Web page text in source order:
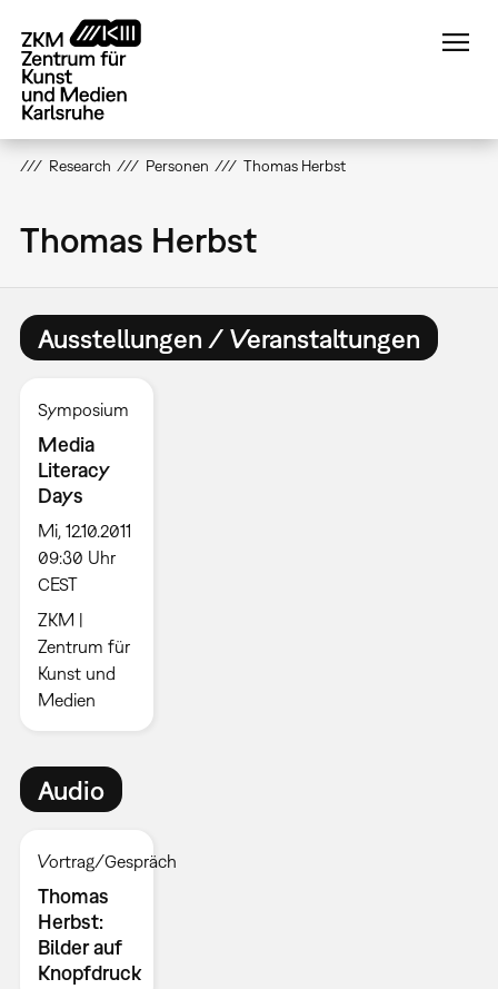
zum
Inhalt
Research Personen Thomas Herbst
Thomas Herbst
Ausstellungen / Veranstaltungen
Symposium
Media
Literacy
Days
Mi, 12.10.2011
09:30 Uhr
CEST
ZKM |
Zentrum für
Kunst und
Medien
Audio
Vortrag/Gespräch
Thomas
Herbst:
Bilder auf
Knopfdruck